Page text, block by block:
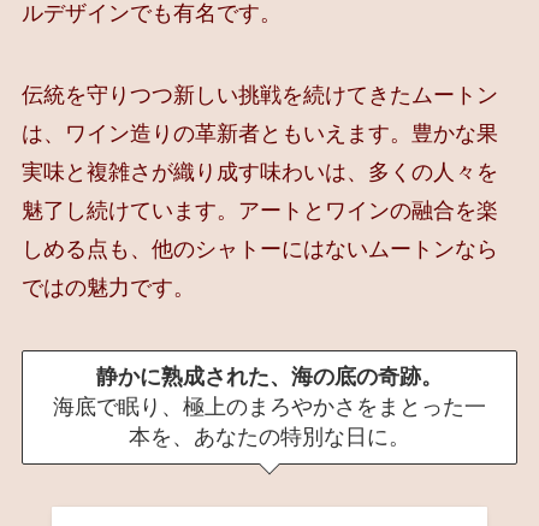
ルデザインでも有名です。
伝統を守りつつ新しい挑戦を続けてきたムートン
は、ワイン造りの革新者ともいえます。豊かな果
実味と複雑さが織り成す味わいは、多くの人々を
魅了し続けています。アートとワインの融合を楽
しめる点も、他のシャトーにはないムートンなら
ではの魅力です。
静かに熟成された、海の底の奇跡。
海底で眠り、極上のまろやかさをまとった一
本を、あなたの特別な日に。